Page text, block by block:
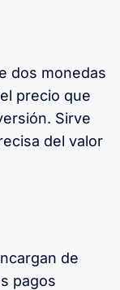
dos monedas
precio que
Sirve
del valor
de
pagos